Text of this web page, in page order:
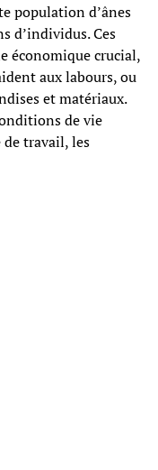
population d’ânes
d’individus. Ces
économique crucial,
aux labours, ou
et matériaux.
de vie
de travail, les